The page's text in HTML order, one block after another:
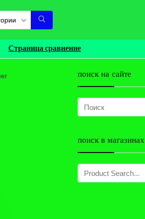
Страница сравнение
поиск на сайте
поиск в магазинах